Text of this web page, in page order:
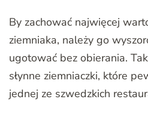
By zachować najwięcej
ziemniaka, należy go
ugotować bez obierania.
słynne ziemniaczki, które
jednej ze szwedzkich